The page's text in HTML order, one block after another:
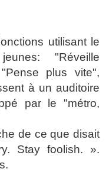
utilisant le
"Réveille
plus vite",
à un auditoire
par le "métro,
de ce que disait
Stay foolish. ».